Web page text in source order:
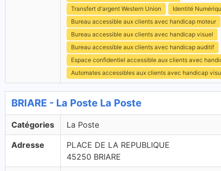
Transfert d'argent Western Union
Identité
Bureau accessible aux clients avec handicap moteur
Bureau accessible aux clients avec handicap visuel
Bureau accessible aux clients avec handicap auditif
Espace confidentiel accessible aux clients avec
Automates accessibles aux clients avec handicap
BRIARE - La Poste La Poste
Catégories La Poste
Adresse
PLACE DE LA REPUBLIQUE
45250 BRIARE